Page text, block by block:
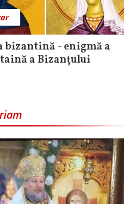
bizantină - enigmă a
a Bizanțului